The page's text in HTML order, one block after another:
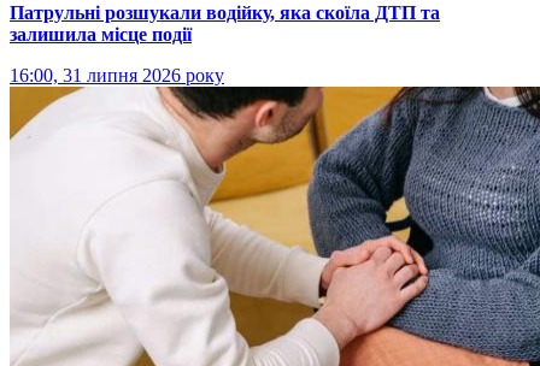
Патрульні розшукали водійку, яка скоїла ДТП та
залишила місце події
16:00, 31 липня 2026 року